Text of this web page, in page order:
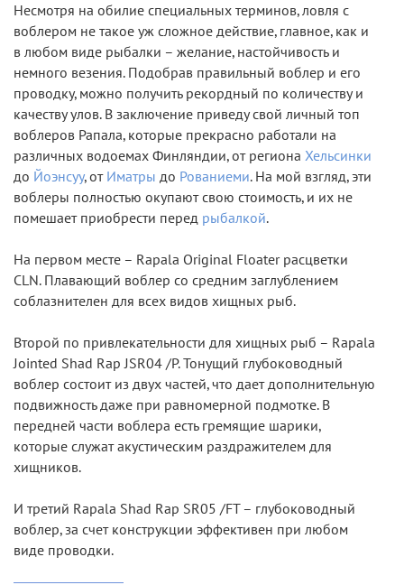
Несмотря на обилие специальных терминов, ловля с
воблером не такое уж сложное действие, главное, как и
в любом виде рыбалки – желание, настойчивость и
немного везения. Подобрав правильный воблер и его
проводку, можно получить рекордный по количеству и
качеству улов. В заключение приведу свой личный топ
воблеров Рапала, которые прекрасно работали на
различных водоемах Финляндии, от региона Хельсинки
до Йоэнсуу, от Иматры до Рованиеми. На мой взгляд, эти
воблеры полностью окупают свою стоимость, и их не
помешает приобрести перед рыбалкой.
На первом месте – Rapala Original Floater расцветки
CLN. Плавающий воблер со средним заглублением
соблазнителен для всех видов хищных рыб.
Второй по привлекательности для хищных рыб – Rapala
Jointed Shad Rap JSR04 /P. Тонущий глубоководный
воблер состоит из двух частей, что дает дополнительную
подвижность даже при равномерной подмотке. В
передней части воблера есть гремящие шарики,
которые служат акустическим раздражителем для
хищников.
И третий Rapala Shad Rap SR05 /FT – глубоководный
воблер, за счет конструкции эффективен при любом
виде проводки.